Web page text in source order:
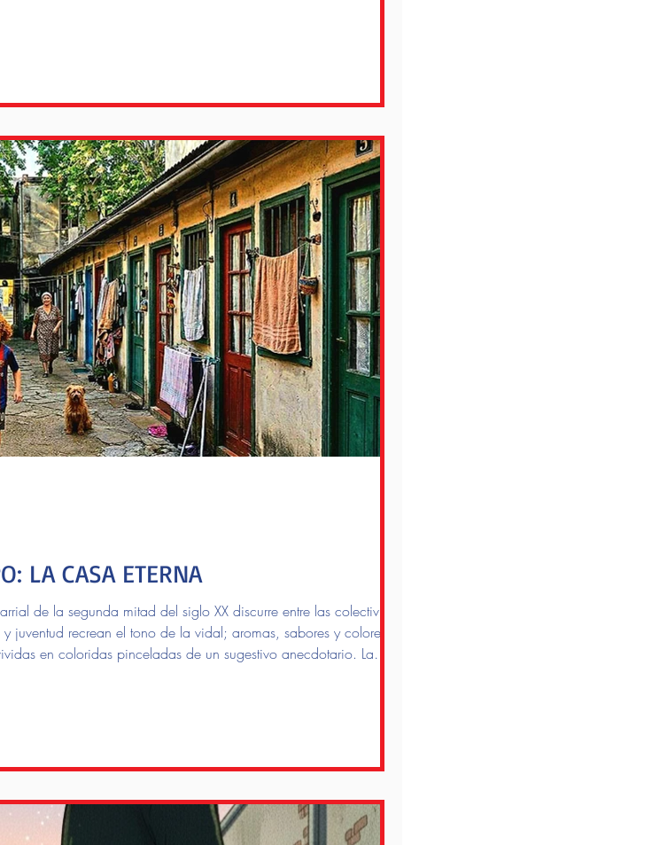
LA CASA ETERNA
de la segunda mitad del siglo XX discurre entre las colectividades
recrean el tono de la vidal; aromas, sabores y colores que
en coloridas pinceladas de un sugestivo anecdotario. La